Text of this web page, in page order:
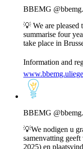
BBEMG
on
Bluesky
BBEMG
💡 We are
summarise four
take place in
Information and
View
post
BBEMG
on
Bluesky
BBEMG
💡We nodigen u
samenvatting
2025) en